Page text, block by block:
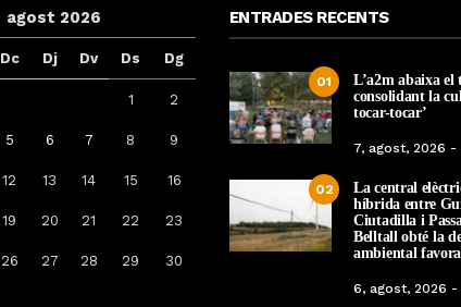
agost 2026
Dc Dj Dv Ds Dg
1 2
5 6 7 8 9
12 13 14 15 16
19 20 21 22 23
26 27 28 29 30
ENTRADES RECENTS
01
L’a2m abaixa el
consolidant la
tocar-tocar’
7, agost, 2026 -
02
La central
híbrida entre
Ciutadilla i
Belltall obté la
ambiental
6, agost, 2026 -
Arrenca la campanya de
vacunació: a qui li toca la de la
grip, COVID-19 o totes dues
Tàrrega farà
amb l’estrena de
la nova bèstia